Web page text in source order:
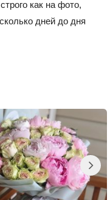
как на фото,
дней до дня